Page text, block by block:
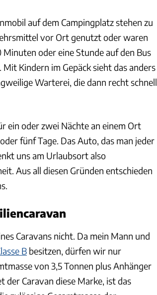
auf dem Campingplatz stehen zu
vor Ort genutzt oder waren
oder eine Stunde auf den Bus
Kindern im Gepäck sieht das anders
Warterei, die dann recht schnell
ein oder zwei Nächte an einem Ort
fünf Tage. Das Auto, das man jeder
uns am Urlaubsort also
Aus all diesen Gründen entschieden
Caravans nicht. Da mein Mann und
B besitzen, dürfen wir nur
von 3,5 Tonnen plus Anhänger
der Caravan diese Marke, ist das